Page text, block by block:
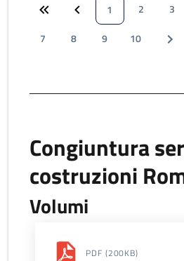
1 2 3
7
8 9 10
Congiuntura
costruzioni
Volumi
PDF (200KB)